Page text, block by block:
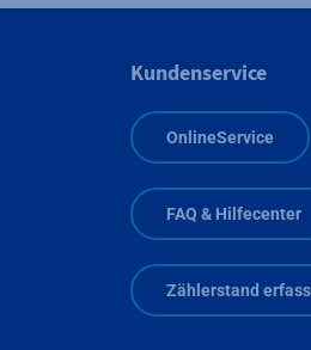
Kundenservice
OnlineService
FAQ & Hilfecenter
Zählerstand